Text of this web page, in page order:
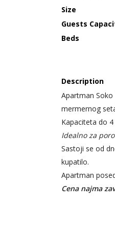
Size
Guests
Beds
Description
Apartman
mermernog
Kapaciteta do
Idealno za
Sastoji se od
kupatilo.
Apartman
Cena najma